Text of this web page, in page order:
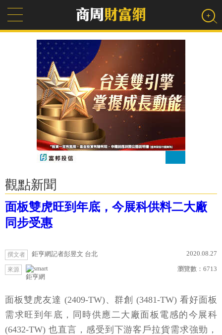
觀點新聞
面板雙虎旺到年底，今展科供料二大廠
同步受惠
撰文者 鉅亨網記者彭昱文 台北 2020.08.27
來源
鉅亨網
瀏覽數： 6713
面板雙虎友達 (2409-TW)、群創 (3481-TW) 看好面板
需求旺到年底，同時供應二大廠面板電感的今展科
(6432-TW) 也直言，感受到下游客戶拉貨需求強勁，